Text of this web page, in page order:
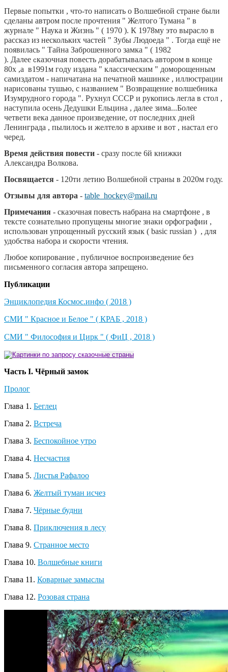
Первые попытки , что-то написать о Волшебной стране были
сделаны автром после прочтения " Желтого Тумана " в
журнале " Наука и Жизнь " ( 1970 ). К 1978му это вырасло в
рассказ из нескольких частей " Зубы Людоеда " . Тогда ещё не
появилась " Тайна Заброшенного замка " ( 1982
). Далее сказочная повесть дорабатывалась автором в конце
80х ,а в1991м году издана " классическим " доморощенным
самиздатом - напичатана на печатной машинке , иллюстрации
нарисованы тушью, с названием " Возвращение волшебника
Изумрудного города ". Рухнул СССР и рукопись легла в стол ,
наступила осень Дедушки Ельцина , далее зима...Более
четвети века данное произведение, от последних дней
Ленинграда , пылилось и желтело в архиве и вот , настал его
черед.
Время действия повести - сразу после 6й книжки
Александра Волкова.
Посвящается - 120ти летию Волшебной страны в 2020м году.
Отзывы для автора - table_hockey@mail.ru
Примечания - сказочная повесть набрана на смартфоне , в
тексте сознательно пропущены многие знаки орфографии ,
использован упрощенный русский язык ( basic russian ) , для
удобства набора и скорости чтения.
Любое копирование , публичное воспроизведение без
письменного согласия автора запрещено.
Публикации
Энциклопедия Космос.инфо ( 2018 )
СМИ " Красное и Белое " ( КРАБ , 2018 )
СМИ " Философия и Цирк " ( ФиЦ , 2018 )
Часть I. Чёрный замок
Пролог
Глава 1. Беглец
Глава 2. Встреча
Глава 3. Беспокойное утро
Глава 4. Несчастия
Глава 5. Листья Рафалоо
Глава 6. Желтый туман исчез
Глава 7. Чёрные будни
Глава 8. Приключения в лесу
Глава 9. Странное место
Глава 10. Волшебные книги
Глава 11. Коварные замыслы
Глава 12. Розовая страна